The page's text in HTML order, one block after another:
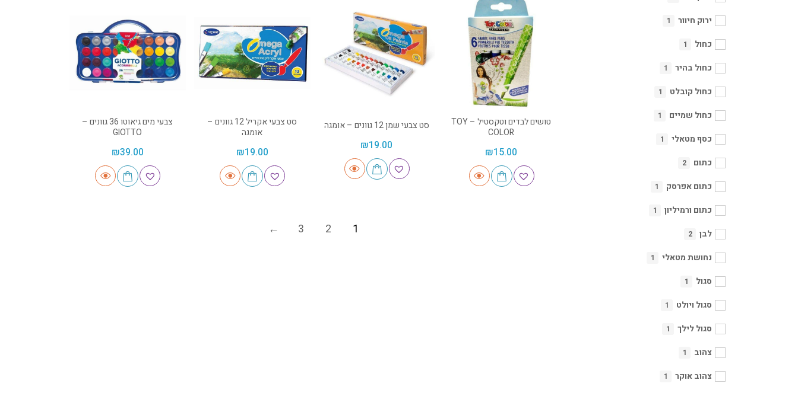
ירוק חיוור 1
כחול 1
כחול בהיר 1
כחול קובלט 1
כחול שמיים 1
כסף מטאלי 1
כתום 2
כתום אפרסק 1
כתום ורמיליון 1
לבן 2
נחושת מטאלי 1
סגול 1
סגול ויולט 1
סגול לילך 1
צהוב 1
צהוב אוקר 1
טושים לבדים וטקסטיל – TOY
COLOR
₪15.00
סט צבעי שמן 12 גוונים – אומגה
₪19.00
סט צבעי אקריל 12 גוונים –
אומגה
₪19.00
צבעי מים גיאוטו 36 גוונים –
GIOTTO
₪39.00
1
2
3